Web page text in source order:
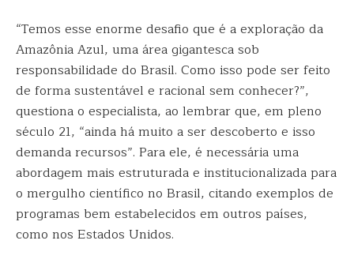
“Temos esse enorme desafio que é a exploração da
Amazônia Azul, uma área gigantesca sob
responsabilidade do Brasil. Como isso pode ser feito
de forma sustentável e racional sem conhecer?”,
questiona o especialista, ao lembrar que, em pleno
século 21, “ainda há muito a ser descoberto e isso
demanda recursos”. Para ele, é necessária uma
abordagem mais estruturada e institucionalizada para
o mergulho científico no Brasil, citando exemplos de
programas bem estabelecidos em outros países,
como nos Estados Unidos.